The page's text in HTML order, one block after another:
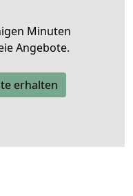
Minuten
Angebote.
erhalten